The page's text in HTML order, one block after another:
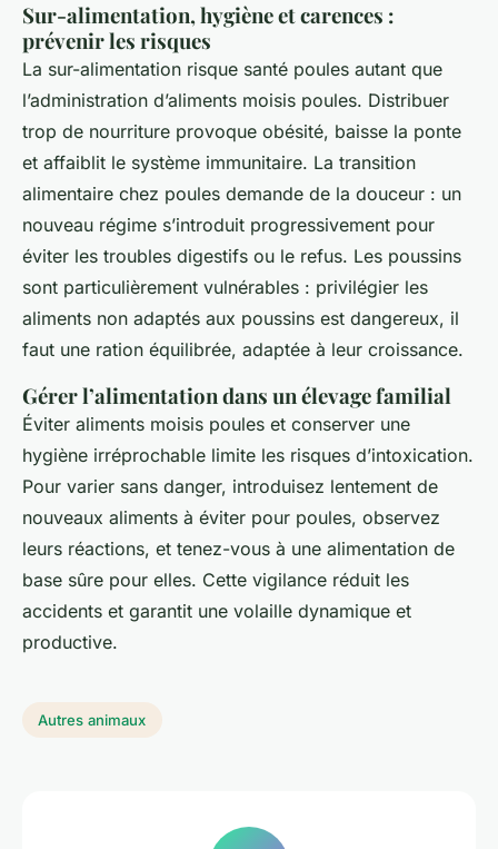
Sur-alimentation, hygiène et carences :
prévenir les risques
La sur-alimentation risque santé poules autant que
l’administration d’aliments moisis poules. Distribuer
trop de nourriture provoque obésité, baisse la ponte
et affaiblit le système immunitaire. La transition
alimentaire chez poules demande de la douceur : un
nouveau régime s’introduit progressivement pour
éviter les troubles digestifs ou le refus. Les poussins
sont particulièrement vulnérables : privilégier les
aliments non adaptés aux poussins est dangereux, il
faut une ration équilibrée, adaptée à leur croissance.
Gérer l’alimentation dans un élevage familial
Éviter aliments moisis poules et conserver une
hygiène irréprochable limite les risques d’intoxication.
Pour varier sans danger, introduisez lentement de
nouveaux aliments à éviter pour poules, observez
leurs réactions, et tenez-vous à une alimentation de
base sûre pour elles. Cette vigilance réduit les
accidents et garantit une volaille dynamique et
productive.
Autres animaux